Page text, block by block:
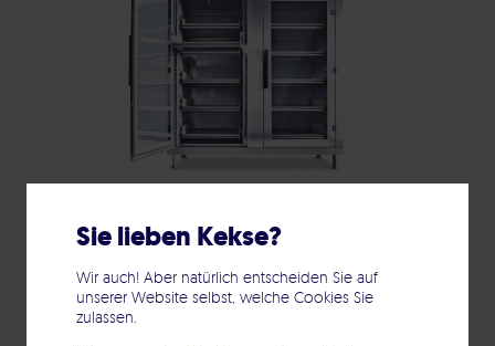
Sauerstoffreduzierter
Lagerschrank
Sie lieben Kekse?
Wir auch! Aber natürlich entscheiden Sie auf
unserer Website selbst, welche Cookies Sie
zulassen.